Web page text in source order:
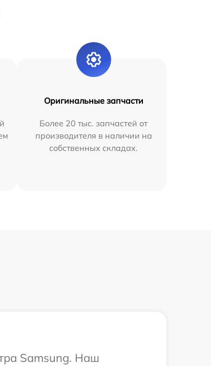
Оригинальные запчасти
Более 20 тыс. запчастей от
производителя в наличии на
собственных складах.
Samsung. Наш